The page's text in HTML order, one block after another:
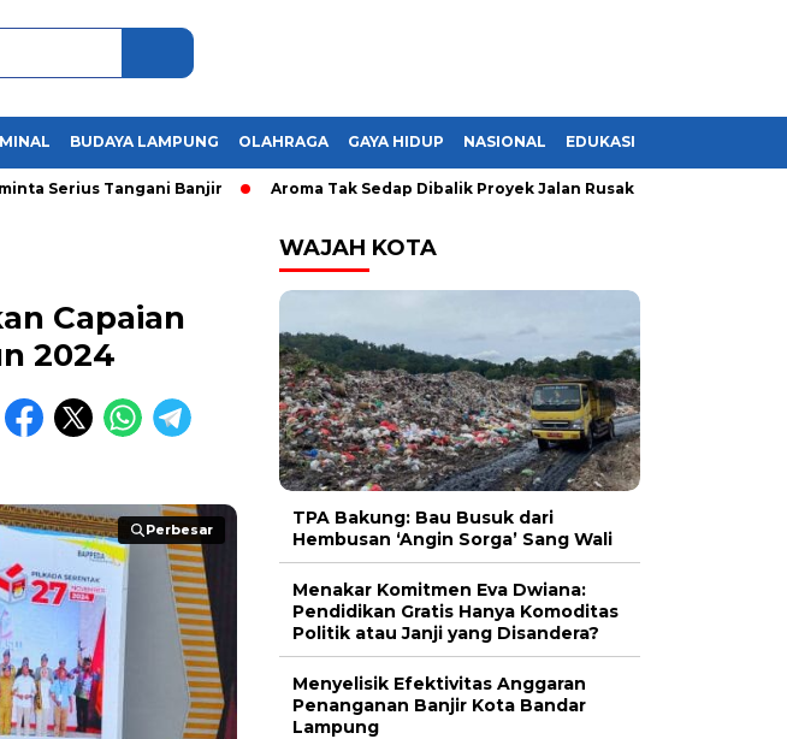
BUDAYA LAMPUNG OLAHRAGA GAYA HIDUP NASIONAL EDUKASI
Tangani Banjir Aroma Tak Sedap Dibalik Proyek Jalan Rusak di Lampung, Monopoli?
Capaian
2024
Perbesar
Perbesar
WAJAH KOTA
TPA Bakung: Bau Busuk dari
Hembusan ‘Angin Sorga’ Sang Wali
Menakar Komitmen Eva Dwiana:
Pendidikan Gratis Hanya Komoditas
Politik atau Janji yang Disandera?
Menyelisik Efektivitas Anggaran
Penanganan Banjir Kota Bandar
Lampung